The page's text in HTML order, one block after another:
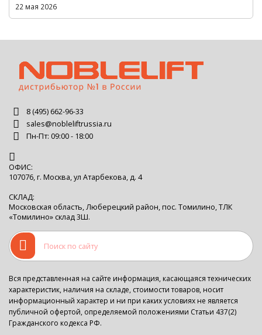
22 мая 2026
8 (495) 662-96-33
sales@nobleliftrussia.ru
Пн-Пт: 09:00 - 18:00
ОФИС:
107076, г. Москва, ул Атарбекова, д. 4
СКЛАД:
Московская область, Люберецкий район, пос. Томилино, ТЛК
«Томилино» склад 3Ш.
Вся представленная на сайте информация, касающаяся технических
характеристик, наличия на складе, стоимости товаров, носит
информационный характер и ни при каких условиях не является
публичной офертой, определяемой положениями Статьи 437(2)
Гражданского кодекса РФ.